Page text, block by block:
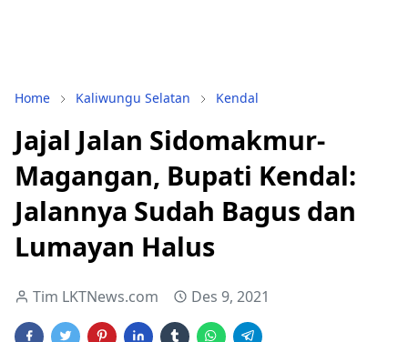
Home Kaliwungu Selatan Kendal
Jajal Jalan Sidomakmur-
Magangan, Bupati Kendal:
Jalannya Sudah Bagus dan
Lumayan Halus
Tim LKTNews.com Des 9, 2021